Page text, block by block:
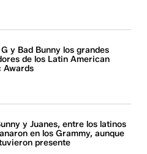
y Bad Bunny los grandes
de los Latin American
Awards
y Juanes, entre los latinos
en los Grammy, aunque
presente